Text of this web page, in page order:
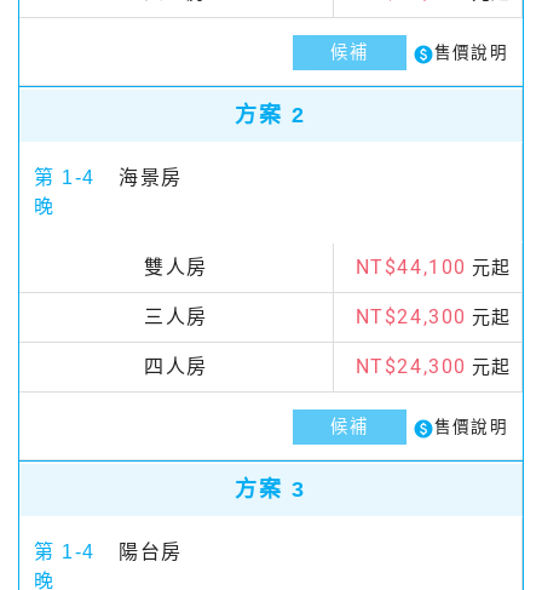
候補 paid售價說明
方案 2
第 1-4
晚
海景房
雙人房 NT$44,100 元起
三人房 NT$24,300 元起
四人房 NT$24,300 元起
候補 paid售價說明
方案 3
第 1-4
晚
陽台房